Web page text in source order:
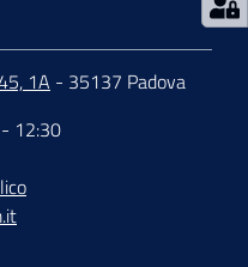
1A - 35137 Padova
12:30